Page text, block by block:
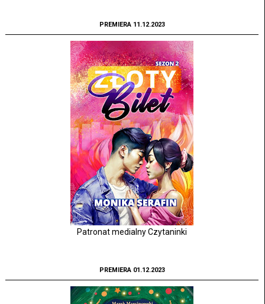
PREMIERA 11.12.2023
Patronat medialny Czytaninki
PREMIERA 01.12.2023